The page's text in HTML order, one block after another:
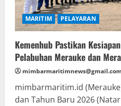
MARITIM PELAYARAN
Kemenhub Pastikan
Pelabuhan Merauke dan
mimbarmaritimnews@gmail.com
mimbarmaritim.id
dan Tahun Baru 2026